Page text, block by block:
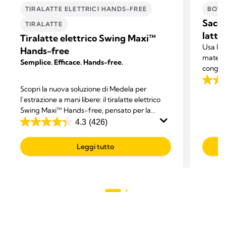
TIRALATTE ELETTRICI HANDS-FREE
TIRALATTE
Tiralatte elettrico Swing Maxi™
Hands-free
Semplice. Efficace. Hands-free.
Scopri la nuova soluzione di Medela per
l’estrazione a mani libere: il tiralatte elettrico
Swing Maxi™ Hands-free, pensato per la
massima comodità e il multitasking.
4.3 (426)
4.3
su
5
Leggi tutto
latte
Usa le
4.8